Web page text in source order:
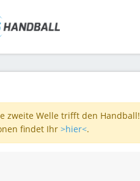
zweite Welle trifft den
findet Ihr >hier<.